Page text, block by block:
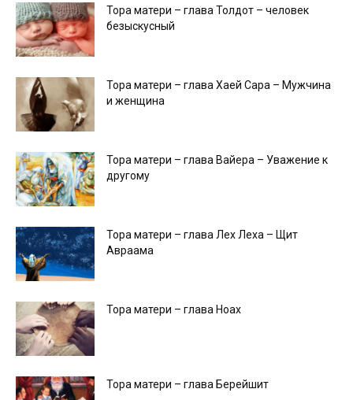
Тора матери – глава Толдот – человек
безыскусный
Тора матери – глава Хаей Сара – Мужчина
и женщина
Тора матери – глава Вайера – Уважение к
другому
Тора матери – глава Лех Леха – Щит
Авраама
Тора матери – глава Ноах
Тора матери – глава Берейшит